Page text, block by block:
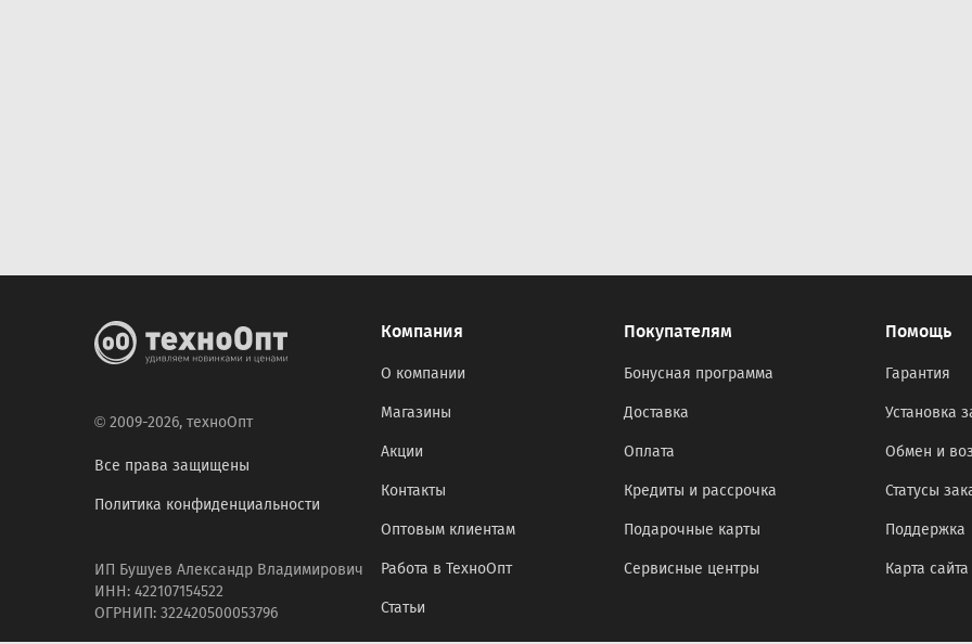
© 2009-2026, техноОпт
Все права защищены
Политика конфиденциальности
ИП Бушуев Александр Владимирович
ИНН: 422107154522
ОГРНИП: 322420500053796
Компания
О компании
Магазины
Акции
Контакты
Оптовым клиентам
Работа в ТехноОпт
Статьи
Покупателям
Бонусная программа
Доставка
Оплата
Кредиты и рассрочка
Подарочные карты
Сервисные центры
Помощь
Гарантия
Установка
Обмен и
Статусы
Поддержка
Карта сайта